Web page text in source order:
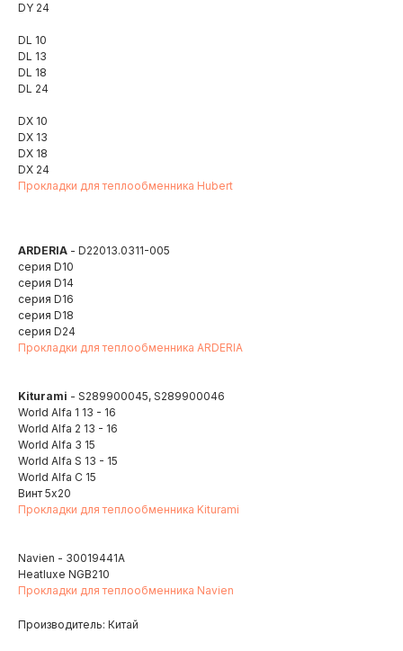
DY 24
DL 10
DL 13
DL 18
DL 24
DX 10
DX 13
DX 18
DX 24
Прокладки для теплообменника Hubert
ARDERIA - D22013.0311-005
cерия D10
cерия D14
cерия D16
cерия D18
cерия D24
Прокладки для теплообменника ARDERIA
Kiturami - S289900045, S289900046
World Alfa 1 13 - 16
World Alfa 2 13 - 16
World Alfa 3 15
World Alfa S 13 - 15
World Alfa C 15
Винт 5х20
Прокладки для теплообменника Kiturami
Navien - 30019441A
Heatluxe NGB210
Прокладки для теплообменника Navien
Производитель: Китай